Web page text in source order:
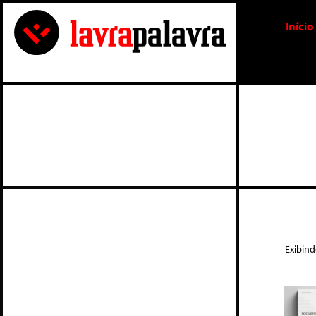
Início